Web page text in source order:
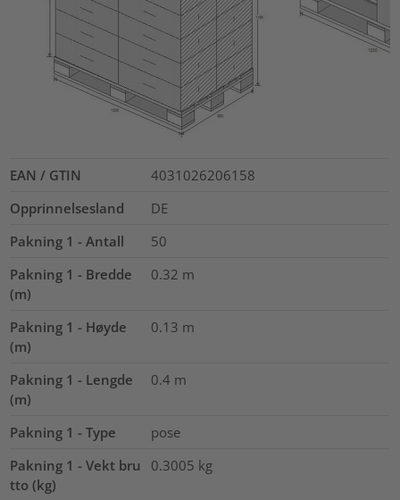
EAN / GTIN
4031026206158
Opprinnelsesland
DE
Pakning 1 - Antall
50
Pakning 1 - Bredde
(m)
0.32 m
Pakning 1 - Høyde
(m)
0.13 m
Pakning 1 - Lengde
(m)
0.4 m
Pakning 1 - Type
pose
Pakning 1 - Vekt bru
tto (kg)
0.3005 kg